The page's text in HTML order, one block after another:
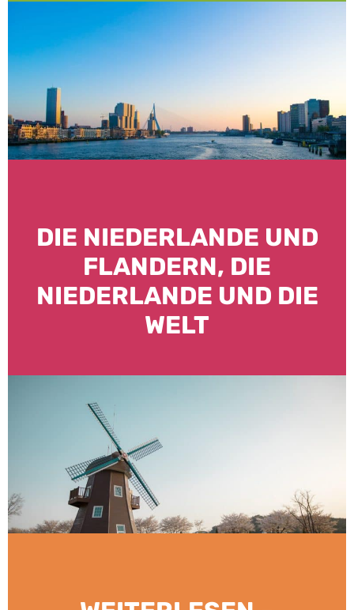
DIE NIEDERLANDE UND
FLANDERN, DIE
NIEDERLANDE UND DIE
WELT